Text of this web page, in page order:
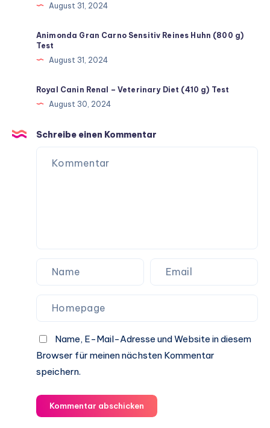
August 31, 2024
Animonda Gran Carno Sensitiv Reines Huhn (800 g)
Test
August 31, 2024
Royal Canin Renal – Veterinary Diet (410 g) Test
August 30, 2024
Schreibe einen Kommentar
Name, E-Mail-Adresse und Website in diesem
Browser für meinen nächsten Kommentar
speichern.
Kommentar abschicken